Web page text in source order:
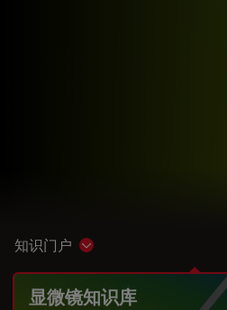
知识门户 Show subnavigation
显微镜知识库